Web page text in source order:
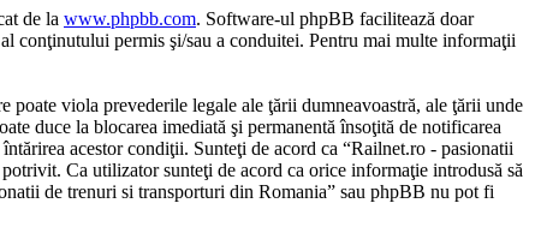
de la www.phpbb.com. Software-ul phpBB facilitează doar
conţinutului permis şi/sau a conduitei. Pentru mai multe informaţii
poate viola prevederile legale ale ţării dumneavoastră, ale ţării unde
duce la blocarea imediată şi permanentă însoţită de notificarea
acestor condiţii. Sunteţi de acord ca “Railnet.ro - pasionatii
Ca utilizator sunteţi de acord ca orice informaţie introdusă să
de trenuri si transporturi din Romania” sau phpBB nu pot fi